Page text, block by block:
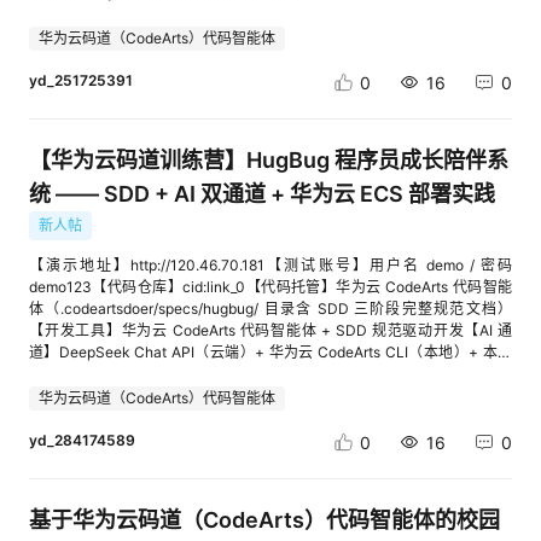
部署清单：列出静态网站部署需要上传的文件，并提醒检查 OBS 桶、静态
为云 OBS 静态网站托管上。部署步骤如下：1. 创建 OBS 桶 `campflow-tj-
开启静态网站托管，默认首页设置为 `index.html`。4. 创建桶策略
`campflow-public-read`，允许公网读取静态网站对象。5. 访问 OBS 静态
网站地址，确认页面可以正常打开。验证结果：- 首页 HTTP 状态为 200-
目包含基础逻辑测试，主要验证数据模型、评分计算和文档生成相关逻辑。
测试通过后，我又进行了浏览器访问检查，确认页面能够在本地和 OBS 环
境中正常运行。验收时重点检查了以下内容：- 页面能正常加载- 仪表盘数
据能展示- 表单内容能保存到 localStorage- 提示词能够生成- 案例文档能
够生成- OBS 演示链接能够公网访问- 案例中心附件 PDF 小于 20MB##
十、遇到的问题与解决方式第一个问题是提交材料分散。训练营要求包含代
码、部署、案例文档、演示链接等内容，开始时容易只关注开发本身，忽略
二个问题是静态部署的公开访问配置。OBS 上传文件后，如果没有正确配置
`index.html` 和桶策略 `campflow-public-read` 解决。第三个问题是论坛
路径就清晰了。## 十一、项目总结CampFlow 是一次围绕训练营真实提交
器和粒子池是否完整初始化。 请先给出问题清单，再给出最小修改建议，不
队已经配置研发流程或测试类 skills，也可以在需求拆分、代码审查和测试
为一个浏览器端在线音乐可视化器整理需求和验收标准。 约束：Vue 3 +
Vite；音频只在本地浏览器处理；不使用后端；使用Web Audio API采集频
谱；使用Canvas 2D绘图。 功能：点击或拖拽上传音频、播放/暂停、进度
跳转、三种可视化模式、四种主题、粒子效果、画面截图。 请按“功能需
求、非功能需求、验收用例”输出，并标出浏览器兼容性和资源释放风险。
可点击或拖拽选择浏览器支持解码的音频文件；界面显示歌曲文件名FR-02
播放控制可播放、暂停，并显示当前时间和总时长FR-03进度跳转点击进度
条后从目标位置继续播放FR-04多模式可视化可在柱状、环形和球形三种模
式间切换FR-05多主题显示可在霓虹、星空、火焰和极光四种主题间切换
FR-06音频驱动画面低、中、高频和整体强度能够影响色相、粒子大小、速
变球形效果观察角度FR-08截图保存点击截图按钮后，可将当前 Canvas 保
服务器NFR-02资源管理组件卸载时停止动画、断开音频节点并关闭
引擎负责逐帧绘图，特征分析与粒子系统作为独立模块被渲染引擎调用。本
地音频文件 │ File.arrayBuffer() ▼ AudioContext.decodeAudioData() │
策略。（3）Bug定位与修复：开发过程中遇到多个典型Bug，CodeArts均
能快速定位根因。例如：箱子搜索动画期间拖拽物品会重复触发事件监听器
导致物品复制，CodeArts识别出setupBoxDrop()被重复调用的问题，引入
boxDropInitialized标志防止重复绑定；背包中同ID物品的removeItem()会
误删所有实例，CodeArts提出使用唯一实例ID（uid）替代直接存储itemId
40次全量重绘，以及墙壁查找使用Array.some()导致O(n)复杂度。它给出了
requestAnimationFrame帧节流和Set数据结构优化的解决方案，有效改善
了页面流畅度。三、项目介绍3.1 项目简介本次开发采用HTML5
Canvas（地图渲染）+ Web前端技术（HTML/CSS/JS）+ 华为云码道
索游戏相结合的Web应用，采用"搜打撤"（搜索-打击-撤离）玩法，让背单
词变得有趣且富有挑战性。以下是核心功能：核心功能说明背单词支持雅
思/GRE两套词书，Fisher-Yates算法随机打乱顺序，浏览式学习，完成当日
任务后解锁地图游戏地图游戏10×10动态生成地图，BFS保证可达性，
WASD操控角色移动，探索保险箱、走向撤离点双保险箱普通保险箱（直接
更高）搜索动画打开保险箱时物品逐个搜索揭示，灰色底+旋转加载图标，
拖拽拾取/丢弃/重排，双击自动拾取，碰撞检测收藏品70种收藏品（紫色普
的显示"???"统计今日学习数、连续学习天数、总计学习数操作流程1. 在"设
置"页选择词书和每日数量2. 在"背单词"页完成当日学习任务3. 进入"地图游
华为云码道（CodeArts）代码智能体
yd_251725391 0 16 0
【华为云码道训练营】HugBug 程序员成长陪伴系
统 —— SDD + AI 双通道 + 华为云 ECS 部署实践
新人帖
【演示地址】http://120.46.70.181【测试账号】用户名 demo / 密码
demo123【代码仓库】cid:link_0【代码托管】华为云 CodeArts 代码智能
体（.codeartsdoer/specs/hugbug/ 目录含 SDD 三阶段完整规范文档）
【开发工具】华为云 CodeArts 代码智能体 + SDD 规范驱动开发【AI 通
道】DeepSeek Chat API（云端）+ 华为云 CodeArts CLI（本地）+ 本地
学生与初中级开发者的程序员成长陪伴系统，寓意"把编程中遇到的 Bug 从
痛点：学习任务管理、Bug 日志（含 AI 辅助分析）、每日打卡、AI 每日运
spec-requirement、spec-design、spec-task 三个子智能体协作，从需求
分析到实现方案再到编码任务规划一步到位：阶段一（spec.md）：需求规
华为云码道（CodeArts）代码智能体
yd_284174589 0 16 0
基于华为云码道（CodeArts）代码智能体的校园